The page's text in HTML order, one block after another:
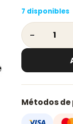
7 disponibles
Toallero De
Métodos